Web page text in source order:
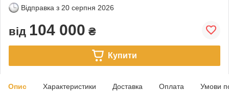
Відправка з 20 серпня 2026
від 104 000 ₴
Купити
Опис Характеристики Доставка Оплата Умови